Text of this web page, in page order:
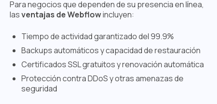
Para negocios que dependen de su presencia en línea,
lasventajas de Webflowincluyen:
Tiempo de actividad garantizado del 99.9%
Backups automáticos y capacidad de restauración
Certificados SSL gratuitos y renovación automática
Protección contra DDoS y otras amenazas de
seguridad